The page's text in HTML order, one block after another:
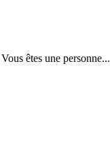
êtes une personne...